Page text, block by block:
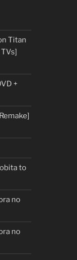
Titan
+
to
no
no